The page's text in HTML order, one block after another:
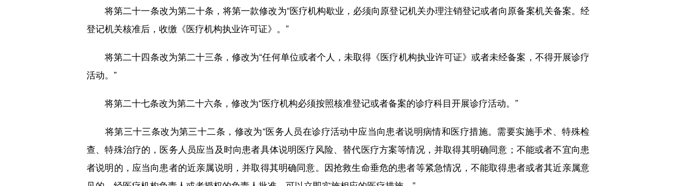
将第二十一条改为第二十条，将第一款修改为“医疗机构歇业，必须向原登记机关办理注销登记或者向原备案机关备案。经
登记机关核准后，收缴《医疗机构执业许可证》。”
将第二十四条改为第二十三条，修改为“任何单位或者个人，未取得《医疗机构执业许可证》或者未经备案，不得开展诊疗
活动。”
将第二十七条改为第二十六条，修改为“医疗机构必须按照核准登记或者备案的诊疗科目开展诊疗活动。”
将第三十三条改为第三十二条，修改为“医务人员在诊疗活动中应当向患者说明病情和医疗措施。需要实施手术、特殊检
查、特殊治疗的，医务人员应当及时向患者具体说明医疗风险、替代医疗方案等情况，并取得其明确同意；不能或者不宜向患
者说明的，应当向患者的近亲属说明，并取得其明确同意。因抢救生命垂危的患者等紧急情况，不能取得患者或者其近亲属意